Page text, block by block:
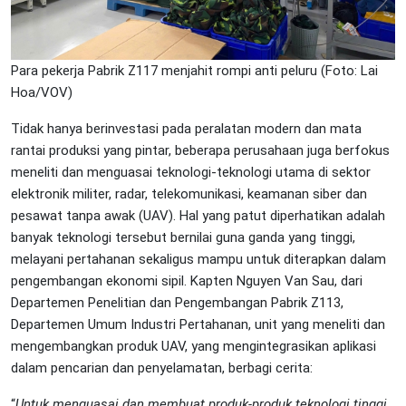
Para pekerja Pabrik Z117 menjahit rompi anti peluru (Foto: Lai
Hoa/VOV)
Tidak hanya berinvestasi pada peralatan modern dan mata
rantai produksi yang pintar, beberapa perusahaan juga berfokus
meneliti dan menguasai teknologi-teknologi utama di sektor
elektronik militer, radar, telekomunikasi, keamanan siber dan
pesawat tanpa awak (UAV). Hal yang patut diperhatikan adalah
banyak teknologi tersebut bernilai guna ganda yang tinggi,
melayani pertahanan sekaligus mampu untuk diterapkan dalam
pengembangan ekonomi sipil. Kapten Nguyen Van Sau, dari
Departemen Penelitian dan Pengembangan Pabrik Z113,
Departemen Umum Industri Pertahanan, unit yang meneliti dan
mengembangkan produk UAV, yang mengintegrasikan aplikasi
dalam pencarian dan penyelamatan, berbagi cerita: